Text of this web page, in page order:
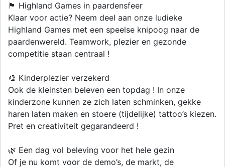
🏴 Highland Games in paardensfeer
Klaar voor actie? Neem deel aan onze ludieke
Highland Games met een speelse knipoog naar de
paardenwereld. Teamwork, plezier en gezonde
competitie staan centraal !
🎨 Kinderplezier verzekerd
Ook de kleinsten beleven een topdag ! In onze
kinderzone kunnen ze zich laten schminken, gekke
haren laten maken en stoere (tijdelijke) tattoo’s kiezen.
Pret en creativiteit gegarandeerd !
🌿 Een dag vol beleving voor het hele gezin
Of je nu komt voor de demo’s, de markt, de